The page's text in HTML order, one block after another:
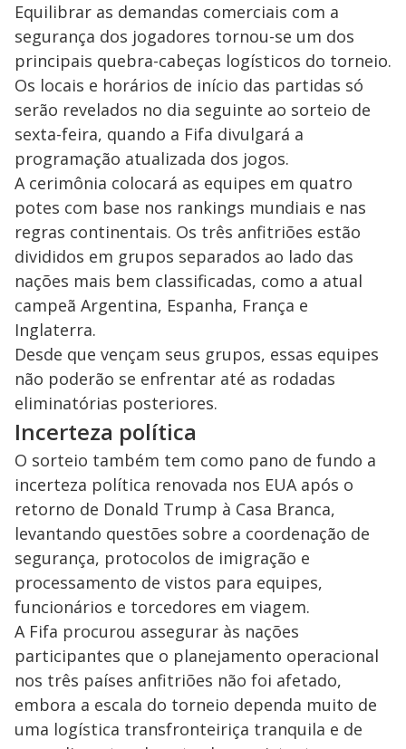
Equilibrar as demandas comerciais com a
segurança dos jogadores tornou-se um dos
principais quebra-cabeças logísticos do torneio.
Os locais e horários de início das partidas só
serão revelados no dia seguinte ao sorteio de
sexta-feira, quando a Fifa divulgará a
programação atualizada dos jogos.
A cerimônia colocará as equipes em quatro
potes com base nos rankings mundiais e nas
regras continentais. Os três anfitriões estão
divididos em grupos separados ao lado das
nações mais bem classificadas, como a atual
campeã Argentina, Espanha, França e
Inglaterra.
Desde que vençam seus grupos, essas equipes
não poderão se enfrentar até as rodadas
eliminatórias posteriores.
Incerteza política
O sorteio também tem como pano de fundo a
incerteza política renovada nos EUA após o
retorno de Donald Trump à Casa Branca,
levantando questões sobre a coordenação de
segurança, protocolos de imigração e
processamento de vistos para equipes,
funcionários e torcedores em viagem.
A Fifa procurou assegurar às nações
participantes que o planejamento operacional
nos três países anfitriões não foi afetado,
embora a escala do torneio dependa muito de
uma logística transfronteiriça tranquila e de